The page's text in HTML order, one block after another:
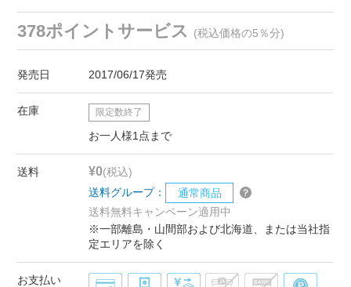
378ポイントサービス (税込価格の5％分)
発売日 2017/06/17発売
在庫 限定数終了
お一人様1点まで
送料 ¥0(税込)
送料グループ：
通常商品
送料無料キャンペーン適用中
※一部離島・山間部および北海道、または当社指
定エリアを除く
お支払い